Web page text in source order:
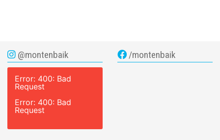
@montenbaik
Error: 400: Bad
Request
Error: 400: Bad
Request
/montenbaik